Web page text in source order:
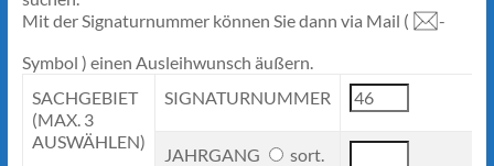
Mit der Signaturnummer können Sie dann via Mail (
-
Symbol ) einen Ausleihwunsch äußern.
SACHGEBIET
(MAX. 3
AUSWÄHLEN)
SIGNATURNUMMER
JAHRGANG sort.